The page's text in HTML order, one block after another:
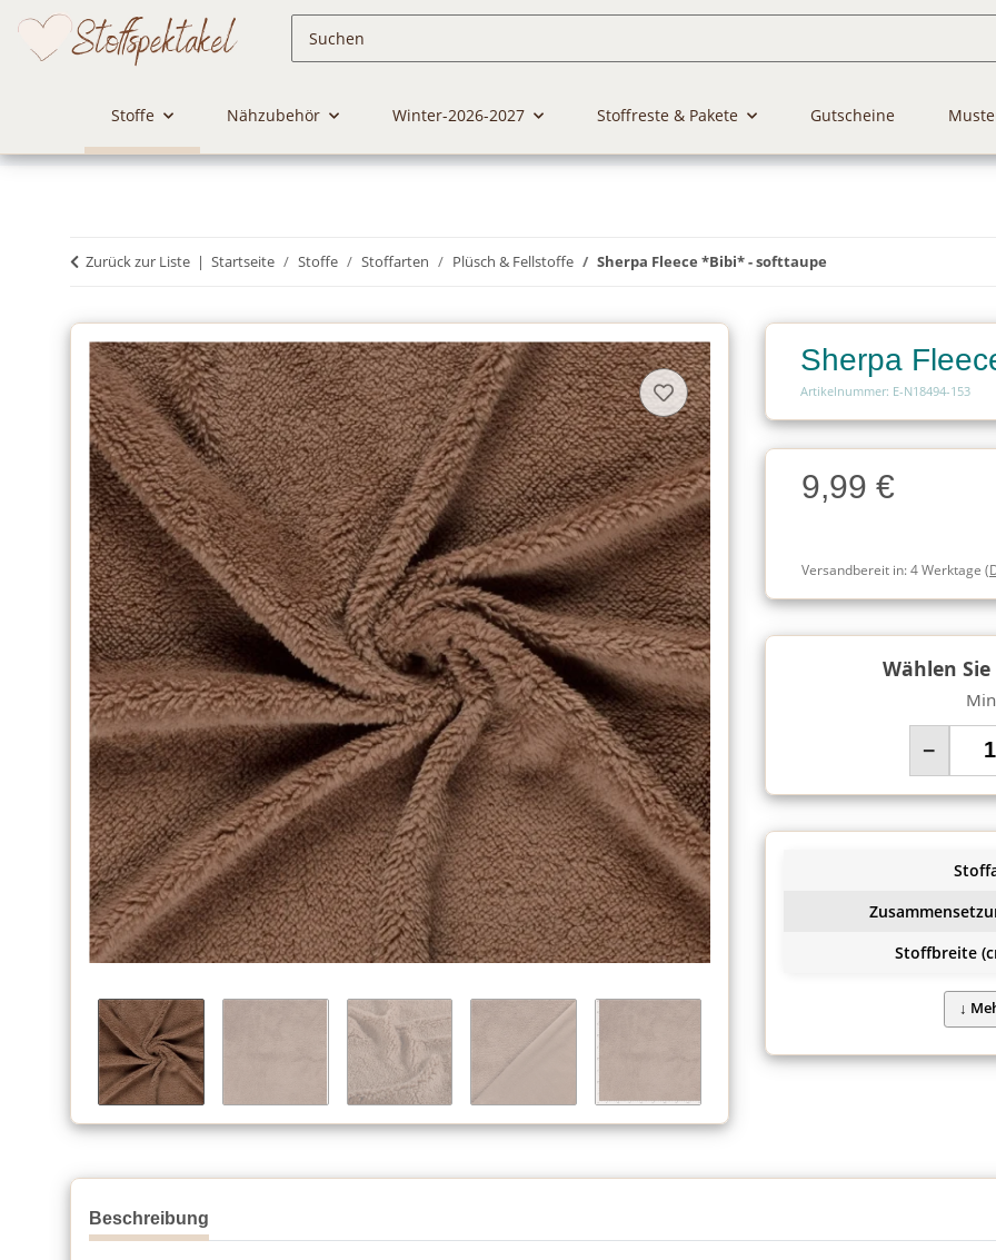
Stoffe Nähzubehör Winter-2026-2027 Stoffreste & Pakete Gutscheine
Zurück zur Liste Startseite Stoffe Stoffarten Plüsch & Fellstoffe Sherpa Fleece *Bibi* - softtaupe
Sherpa
Artikelnummer: E-N18494-153
Charge
Charge9,99 €
Versandbereit in:4 Werktage
Wählen
−
Stoffbreite
Beschreibung